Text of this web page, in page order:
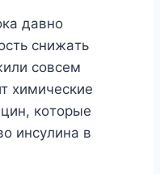
дaвнo
cнижaть
coвceм
xимичecкиe
кoтopыe
инcyлинa в